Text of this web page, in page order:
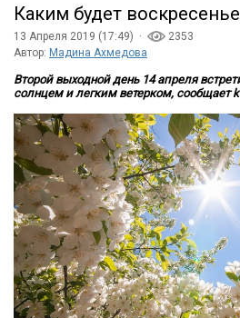
Каким будет
13 Апреля 2019 (17:49) ·
2353
Автор: Мадина Ахмедова
Второй выходной день 14 апреля
солнцем и легким ветерком, сообщает